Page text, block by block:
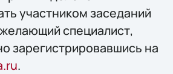
участником заседаний
специалист,
зарегистрировавшись на
.